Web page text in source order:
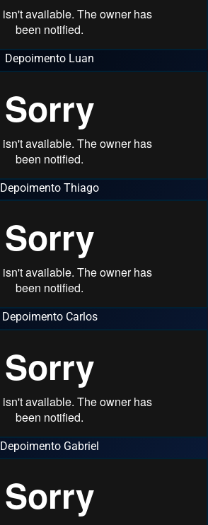
Depoimento Luan
Depoimento Thiago
Depoimento Carlos
Depoimento Gabriel